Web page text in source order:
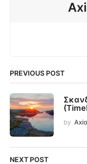
PREVIOUS POST
by
NEXT POST